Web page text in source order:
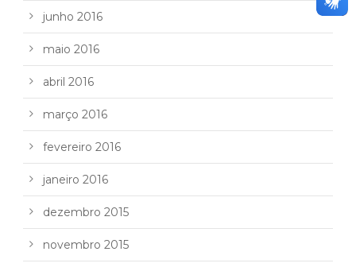
junho 2016
maio 2016
abril 2016
março 2016
fevereiro 2016
janeiro 2016
dezembro 2015
novembro 2015